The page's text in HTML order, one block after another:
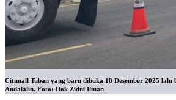
Citimall Tuban yang baru dibuka 18 Desember 2025 lalu
Andalalin. Foto: Dok Zidni Ilman